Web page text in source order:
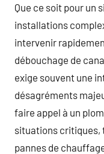
Que ce soit pour un
installations
intervenir
débouchage de
exige souvent une
désagréments
faire appel à un
situations critiques,
pannes de